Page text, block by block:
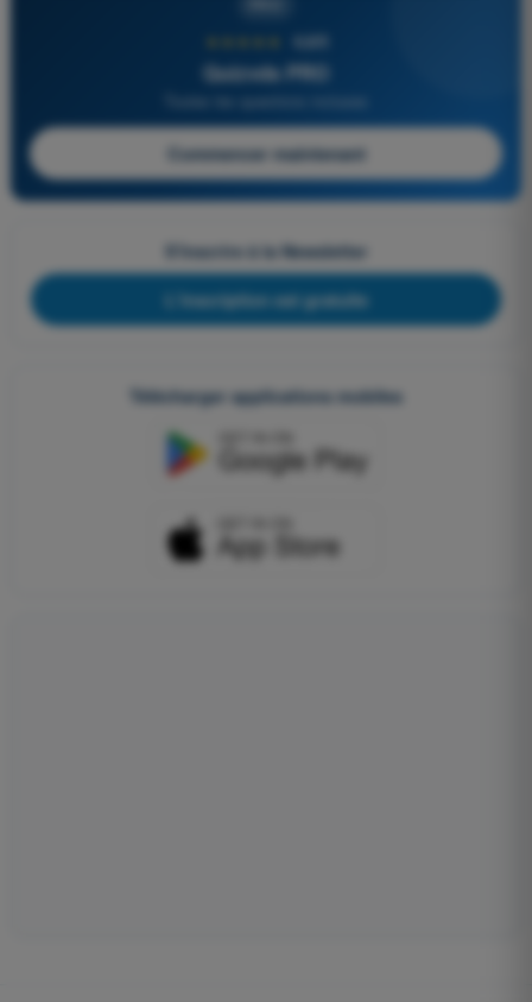
4,6/5
Quizvds PRO
Commencer maintenant
S'inscrire à la Newsletter
L'inscription est gratuite
Télécharger applications mobiles